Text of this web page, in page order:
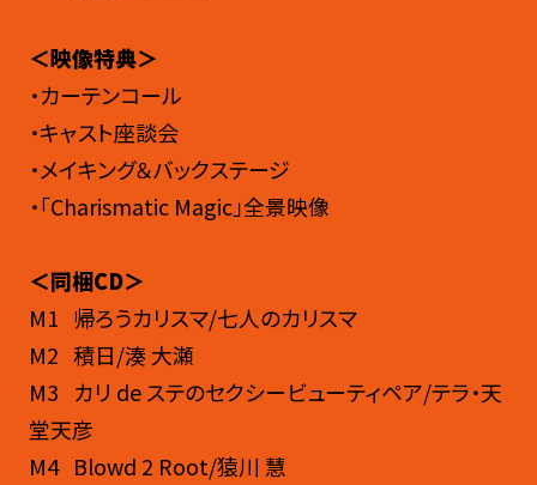
＜映像特典＞
・カーテンコール
・キャスト座談会
・メイキング＆バックステージ
・「Charismatic Magic」全景映像
＜同梱CD＞
M1 帰ろうカリスマ/七人のカリスマ
M2 積日/湊 大瀬
M3 カリ de ステのセクシービューティペア/テラ・天
堂天彦
M4 Blowd 2 Root/猿川 慧